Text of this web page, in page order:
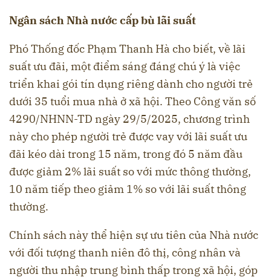
Ngân sách Nhà nước cấp bù lãi suất
Phó Thống đốc Phạm Thanh Hà cho biết, về lãi
suất ưu đãi, một điểm sáng đáng chú ý là việc
triển khai gói tín dụng riêng dành cho người trẻ
dưới 35 tuổi mua nhà ở xã hội. Theo Công văn số
4290/NHNN-TD ngày 29/5/2025, chương trình
này cho phép người trẻ được vay với lãi suất ưu
đãi kéo dài trong 15 năm, trong đó 5 năm đầu
được giảm 2% lãi suất so với mức thông thường,
10 năm tiếp theo giảm 1% so với lãi suất thông
thường.
Chính sách này thể hiện sự ưu tiên của Nhà nước
với đối tượng thanh niên đô thị, công nhân và
người thu nhập trung bình thấp trong xã hội, góp